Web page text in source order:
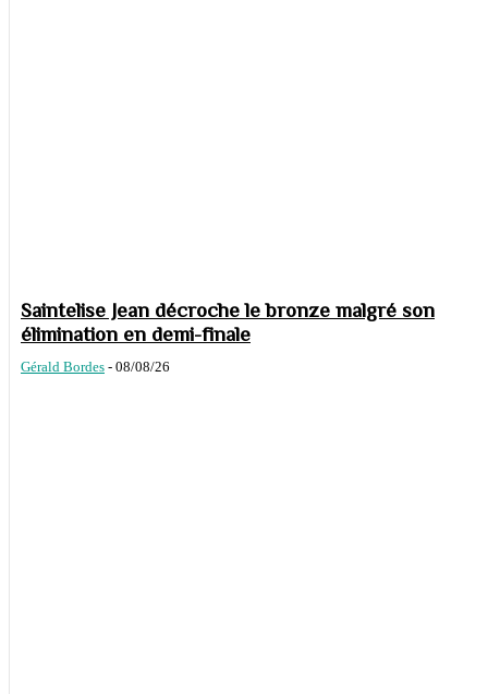
Saintelise Jean décroche le bronze malgré son
élimination en demi-finale
Gérald Bordes - 08/08/26